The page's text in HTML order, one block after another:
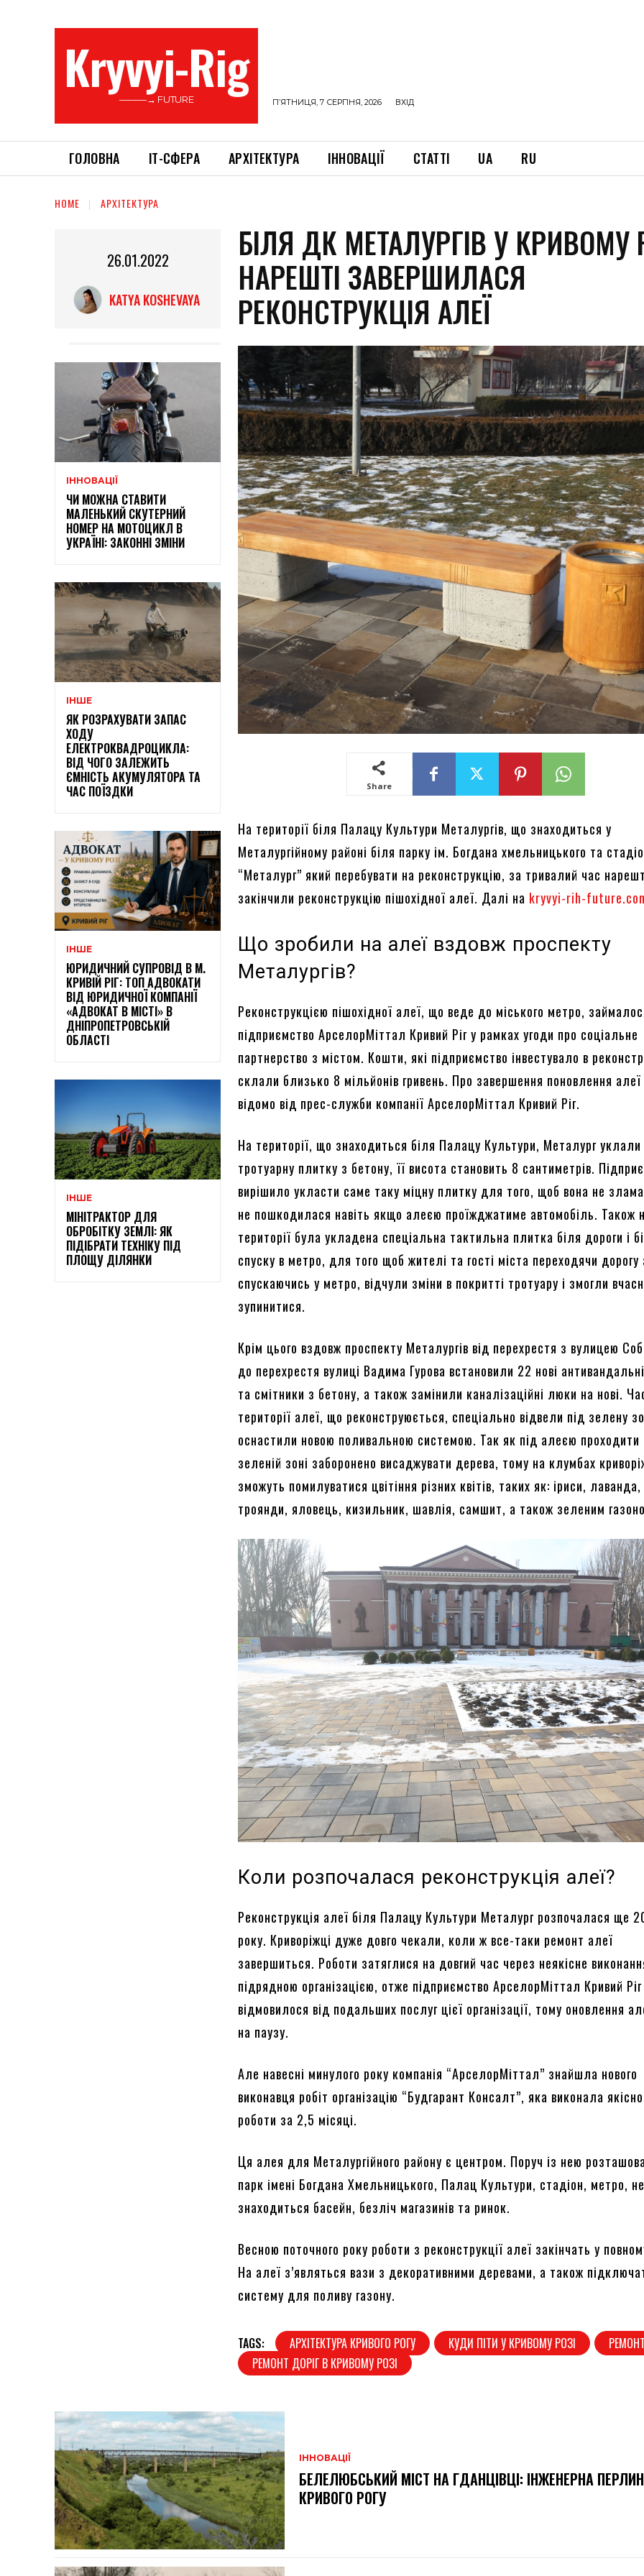
Kryvyi-Rig
———→ FUTURE П’ЯТНИЦЯ, 7 СЕРПНЯ, 2026 ВХІД
ГОЛОВНА ІТ-СФЕРА АРХІТЕКТУРА ІННОВАЦІЇ СТАТТІ UA RU
HOME АРХІТЕКТУРА
26.01.2022
KATYA KOSHEVAYA
ІННОВАЦІЇ
ЧИ МОЖНА СТАВИТИ
МАЛЕНЬКИЙ СКУТЕРНИЙ
НОМЕР НА МОТОЦИКЛ В
УКРАЇНІ: ЗАКОННІ ЗМІНИ
ІНШЕ
ЯК РОЗРАХУВАТИ ЗАПАС
ХОДУ
ЕЛЕКТРОКВАДРОЦИКЛА:
ВІД ЧОГО ЗАЛЕЖИТЬ
ЄМНІСТЬ АКУМУЛЯТОРА ТА
ЧАС ПОЇЗДКИ
ІНШЕ
ЮРИДИЧНИЙ СУПРОВІД В М.
КРИВІЙ РІГ: ТОП АДВОКАТИ
ВІД ЮРИДИЧНОЇ КОМПАНІЇ
«АДВОКАТ В МІСТІ» В
ДНІПРОПЕТРОВСЬКІЙ
ОБЛАСТІ
ІНШЕ
МІНІТРАКТОР ДЛЯ
ОБРОБІТКУ ЗЕМЛІ: ЯК
ПІДІБРАТИ ТЕХНІКУ ПІД
ПЛОЩУ ДІЛЯНКИ
БІЛЯ ДК МЕТАЛУРГІВ У КРИВОМУ
НАРЕШТІ ЗАВЕРШИЛАСЯ
РЕКОНСТРУКЦІЯ АЛЕЇ
Share
На території біля Палацу Культури Металургів, що знаходиться у
Металургійному районі біля парку ім. Богдана хмельницького та
“Металург” який перебувати на реконструкцію, за тривалий час
закінчили реконструкцію пішохідної алеї. Далі на kryvyi-rih-
Що зробили на алеї вздовж проспекту
Металургів?
Реконструкцією пішохідної алеї, що веде до міського метро,
підприємство АрселорМіттал Кривий Ріг у рамках угоди про соціальне
партнерство з містом. Кошти, які підприємство інвестувало в
склали близько 8 мільйонів гривень. Про завершення поновлення
відомо від прес-служби компанії АрселорМіттал Кривий Ріг.
На території, що знаходиться біля Палацу Культури, Металург уклали
тротуарну плитку з бетону, її висота становить 8 сантиметрів.
вирішило укласти саме таку міцну плитку для того, щоб вона не
не пошкодилася навіть якщо алеєю проїжджатиме автомобіль. Також
території була укладена спеціальна тактильна плитка біля дороги і
спуску в метро, ​​для того щоб жителі та гості міста переходячи дорогу
спускаючись у метро, ​​відчули зміни в покритті тротуару і змогли
зупинитися.
Крім цього вздовж проспекту Металургів від перехрестя з вулицею
до перехрестя вулиці Вадима Гурова встановили 22 нові
та смітники з бетону, а також замінили каналізаційні люки на нові.
території алеї, що реконструюється, спеціально відвели під зелену
оснастили новою поливальною системою. Так як під алеєю проходити
зеленій зоні заборонено висаджувати дерева, тому на клумбах
зможуть помилуватися цвітіння різних квітів, таких як: іриси, лаванда,
троянди, яловець, кизильник, шавлія, самшит, а також зеленим
Коли розпочалася реконструкція алеї?
Реконструкція алеї біля Палацу Культури Металург розпочалася ще
року. Криворіжці дуже довго чекали, коли ж все-таки ремонт алеї
завершиться. Роботи затяглися на довгий час через неякісне
підрядною організацією, отже підприємство АрселорМіттал Кривий Ріг
відмовилося від подальших послуг цієї організації, тому оновлення
на паузу.
Але навесні минулого року компанія “АрселорМіттал” знайшла нового
виконавця робіт організацію “Будгарант Консалт”, яка виконала
роботи за 2,5 місяці.
Ця алея для Металургійного району є центром. Поруч із нею
парк імені Богдана Хмельницького, Палац Культури, стадіон, метро,
знаходиться басейн, безліч магазинів та ринок.
Весною поточного року роботи з реконструкції алеї закінчать у
На алеї з’являться вази з декоративними деревами, а також
систему для поливу газону.
TAGS: АРХІТЕКТУРА КРИВОГО РОГУ КУДИ ПІТИ У КРИВОМУ РОЗІ
РЕМОНТ ДОРІГ В КРИВОМУ РОЗІ
ІННОВАЦІЇ
БЕЛЕЛЮБСЬКИЙ МІСТ НА ГДАНЦІВЦІ: ІНЖЕНЕРНА
КРИВОГО РОГУ